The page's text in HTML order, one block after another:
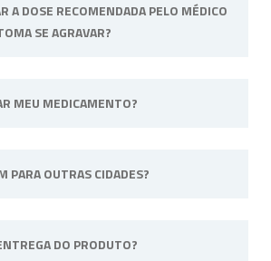
fica situada em Ribeirão Preto,
Paulo.
A DOSE RECOMENDADA PELO MÉDICO
SE AGRAVAR?
para alterar a dose ou posologia
MEU MEDICAMENTO?
uma necessidade específica irá
PARA OUTRAS CIDADES?
nacional.DO PRODUTO?